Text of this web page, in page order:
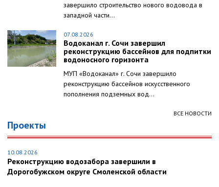
завершило строительство нового водовода в
западной части...
07.08.2026
Водоканал г. Сочи завершил
реконструкцию бассейнов для подпитки
водоносного горизонта
МУП «Водоканал» г. Сочи завершило
реконструкцию бассейнов искусственного
пополнения подземных вод...
ВСЕ НОВОСТИ
Проекты
10.08.2026
Реконструкцию водозабора завершили в
Дорогобужском округе Смоленской области